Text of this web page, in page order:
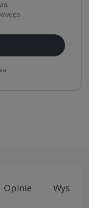
Opinie Wysyłki